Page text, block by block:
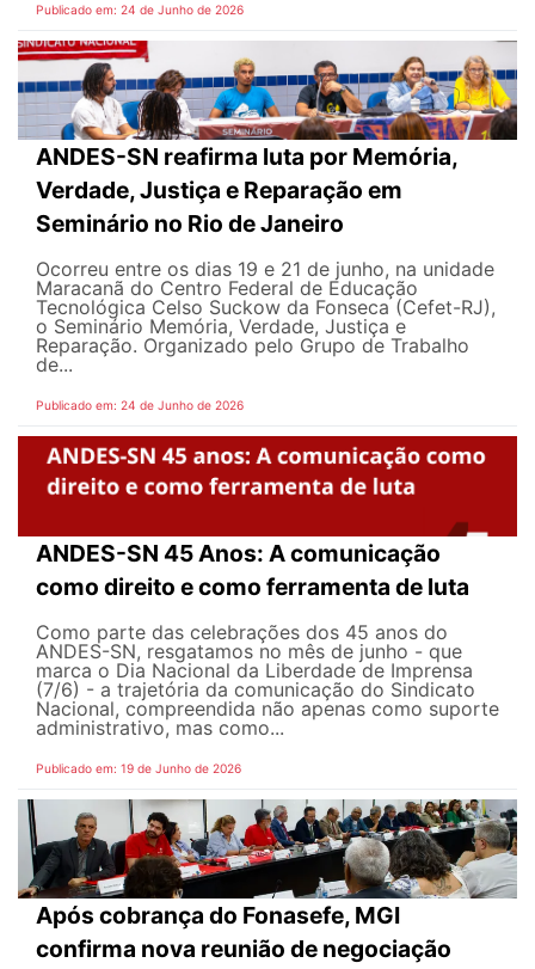
Publicado em: 24 de Junho de 2026
ANDES-SN reafirma luta por Memória,
Verdade, Justiça e Reparação em
Seminário no Rio de Janeiro
Ocorreu entre os dias 19 e 21 de junho, na unidade
Maracanã do Centro Federal de Educação
Tecnológica Celso Suckow da Fonseca (Cefet-RJ),
o Seminário Memória, Verdade, Justiça e
Reparação. Organizado pelo Grupo de Trabalho
de...
Publicado em: 24 de Junho de 2026
ANDES-SN 45 Anos: A comunicação
como direito e como ferramenta de luta
Como parte das celebrações dos 45 anos do
ANDES-SN, resgatamos no mês de junho - que
marca o Dia Nacional da Liberdade de Imprensa
(7/6) - a trajetória da comunicação do Sindicato
Nacional, compreendida não apenas como suporte
administrativo, mas como...
Publicado em: 19 de Junho de 2026
Após cobrança do Fonasefe, MGI
confirma nova reunião de negociação